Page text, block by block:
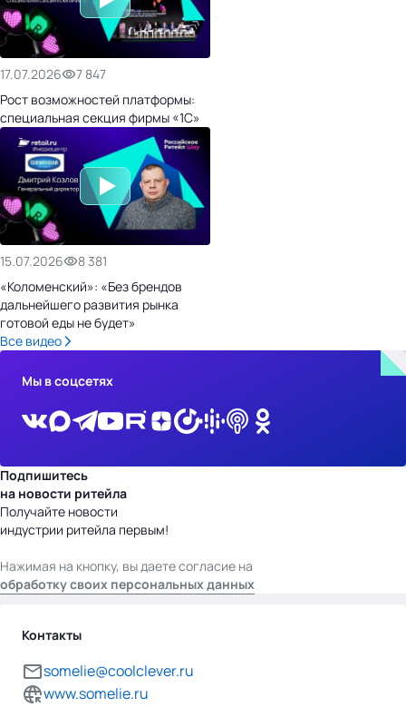
17.07.2026
7 847
Рост возможностей платформы:
специальная секция фирмы «1С»
15.07.2026
8 381
«Коломенский»: «Без брендов
дальнейшего развития рынка
готовой еды не будет»
Все видео
Мы в соцсетях
Подпишитесь
на новости ритейла
Получайте новости
индустрии ритейла первым!
Нажимая на кнопку, вы даете согласие на
обработку своих персональных данных
Контакты
somelie@coolclever.ru
www.somelie.ru